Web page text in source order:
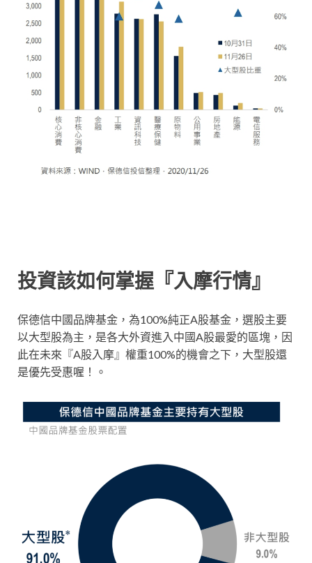
投資該如何掌握『入摩行情』
保德信中國品牌基金，為100%純正A股基金，選股主要
以大型股為主，是各大外資進入中國A股最愛的區塊，因
此在未來『A股入摩』權重100%的機會之下，大型股還
是優先受惠喔！。